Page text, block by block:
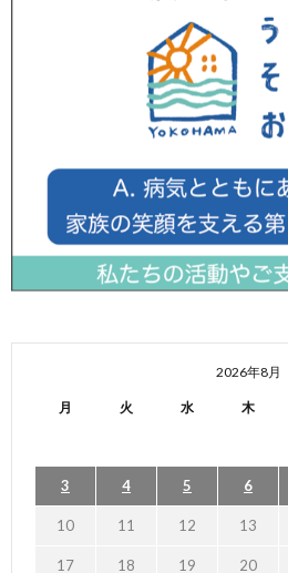
2026年8月
月 火 水 木
3 4 5 6
10 11 12 13
17 18 19 20